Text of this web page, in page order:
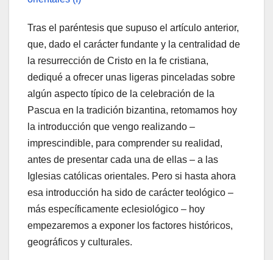
Tras el paréntesis que supuso el artículo anterior,
que, dado el carácter fundante y la centralidad de
la resurrección de Cristo en la fe cristiana,
dediqué a ofrecer unas ligeras pinceladas sobre
algún aspecto típico de la celebración de la
Pascua en la tradición bizantina, retomamos hoy
la introducción que vengo realizando –
imprescindible, para comprender su realidad,
antes de presentar cada una de ellas – a las
Iglesias católicas orientales. Pero si hasta ahora
esa introducción ha sido de carácter teológico –
más específicamente eclesiológico – hoy
empezaremos a exponer los factores históricos,
geográficos y culturales.